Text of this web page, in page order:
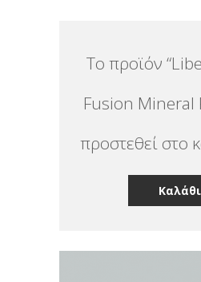
Το προϊόν
Fusion Mineral
προστεθεί στο
Καλάθι